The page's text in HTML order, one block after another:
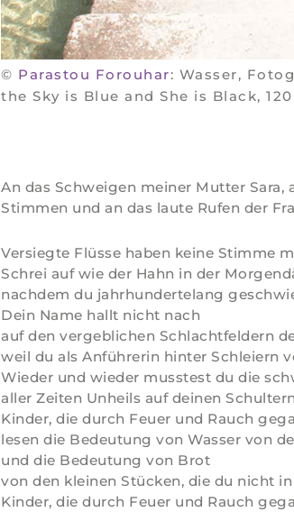
© Parastou Forouhar: Wasser,
the Sky is Blue and She is Black,
An das Schweigen meiner Mutter
Stimmen und an das laute Rufen der
Versiegte Flüsse haben keine Stimme
Schrei auf wie der Hahn in der
nachdem du jahrhundertelang
Dein Name hallt nicht nach
auf den vergeblichen Schlachtfeldern
weil du als Anführerin hinter Schleiern
Wieder und wieder musstest du die
aller Zeiten Unheils auf deinen
Kinder, die durch Feuer und Rauch
lesen die Bedeutung von Wasser von
und die Bedeutung von Brot
von den kleinen Stücken, die du nicht
Kinder, die durch Feuer und Rauch